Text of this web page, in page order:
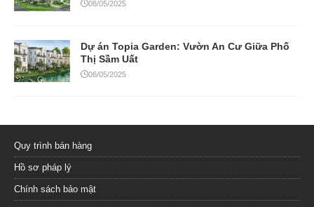
08/05/2025
Dự án Topia Garden: Vườn An Cư Giữa Phố
Thị Sầm Uất
06/05/2025
Quy trình bán hàng
Hồ sơ pháp lý
Chính sách bảo mật